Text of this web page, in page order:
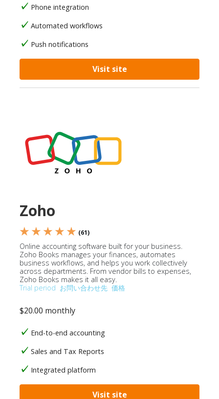
Phone integration
Automated workflows
Push notifications
Visit site
Zoho
★ ★ ★ ★ ★ (61)
Online accounting software built for your business.
Zoho Books manages your finances, automates
business workflows, and helps you work collectively
across departments. From vendor bills to expenses,
Zoho Books makes it all easy.
Trial period お問い合わせ先 価格
$20.00 monthly
End-to-end accounting
Sales and Tax Reports
Integrated platform
Visit site